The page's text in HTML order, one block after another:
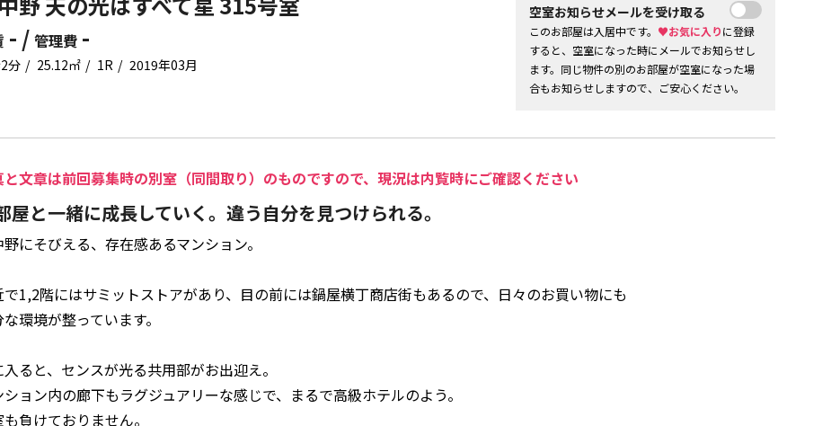
- / 管理費 -
分 25.12㎡ 1R 2019年03月
空室お知らせメールを受け取る
このお部屋は入居中です。 ♥お気に入りに登録
すると、空室になった時にメールでお知らせし
ます。同じ物件の別のお部屋が空室になった場
合もお知らせしますので、ご安心ください。
と文章は前回募集時の別室（同間取り）のものですので、現況は内覧時にご確認ください
屋と一緒に成長していく。違う自分を見つけられる。
にそびえる、存在感あるマンション。
で1,2階にはサミットストアがあり、目の前には鍋屋横丁商店街もあるので、日々のお買い物にも
環境が整っています。
入ると、センスが光る共用部がお出迎え。
ション内の廊下もラグジュアリーな感じで、まるで高級ホテルのよう。
負けておりません。